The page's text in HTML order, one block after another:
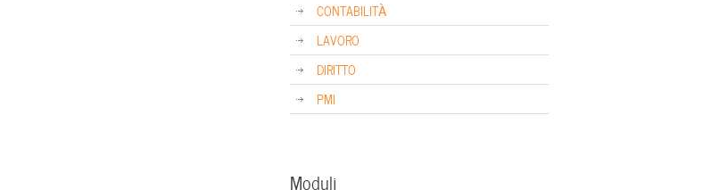
CONTABILITÀ
LAVORO
DIRITTO
PMI
Moduli